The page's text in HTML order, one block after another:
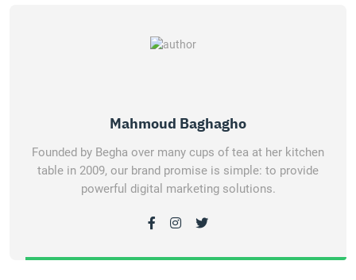
Mahmoud Baghagho
Founded by Begha over many cups of tea at her kitchen
table in 2009, our brand promise is simple: to provide
powerful digital marketing solutions.